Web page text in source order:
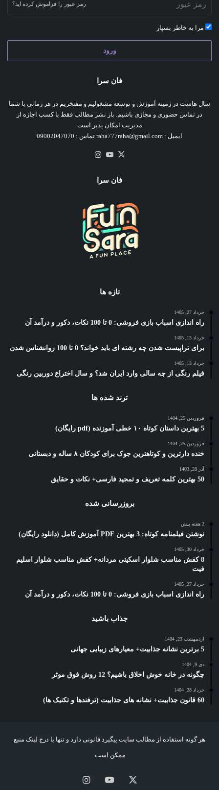
رمز عبور را فراموش کرده اید؟
مرا به خاطر بسپار
ورود
فان سرا
سال هاست در زمینه آموزش و توسعه مشغولیم و مفتخریم در هر زمانی با شما
در تماس حضوری و مجازی باشیم. باز نشر مطالب فقط با کسب اجازه از
مدیریت امکان پذیر است
ایمیل : raha777raha@gmail.com تماس : 09002047070
X یوتیوب
فان سرا
تازه ها
خرداد 27, 1405
راه اندازی اسباب بازی فروشی: 0 تا 100 نکات، دکور و درآمد آن
خرداد 13, 1405
برای تراپیست شدن چه رشته ای باید خواند؟ 0 تا 100 روانشناس شدن
خرداد 13, 1405
فیلم رنگی از چه سالی وارد ایران شد؟ و سال اختراع دوربین رنگی
ترند شده ها
فروردین 25, 1404
5 بهترین داستان کوتاه ۱۰ خطی آموزنده (pdf رایگان)
فروردین 25, 1404
خنده دارترین و کوتاهترین جوک برای کودکان ۸ ساله و دبستانی
آذر 28, 1403
50 بهترین کلمه تعریف و تمجید فارسی+ نکات و حقایق
بروزرسانی شده
2 هفته پیش
نوشتن فیلمنامه کوتاه: 3 بهترین PDF آموزش کامل (دانلود رایگان)
خرداد 30, 1405
8 کفش مناسب شلوار اسکینی مردانه+ کفش مناسب شلوار اسلیم
فیت
خرداد 27, 1405
راه اندازی اسباب بازی فروشی: 0 تا 100 نکات، دکور و درآمد آن
جذاب باشید
اردیبهشت 23, 1404
5 برترین نشانه جذابیت+ معیارهای زیبایی جهانی
دی 9, 1404
چگونه در خانه خوش اخلاق باشیم؟ 12 روش فوق موثر
خرداد 28, 1404
60 قانون جذابیت+ نشانه های جذابیت (ترفندها و تکنیک ها)
هر گونه استفاده از مطالب سایت پیگیرد قانونی دارد و تنها با درج لینک منبع
ممکن است.
یوتیوباینستاگرام